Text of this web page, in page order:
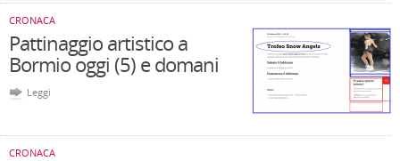
CRONACA
Pattinaggio artistico a
Bormio oggi (5) e domani
Leggi
CRONACA